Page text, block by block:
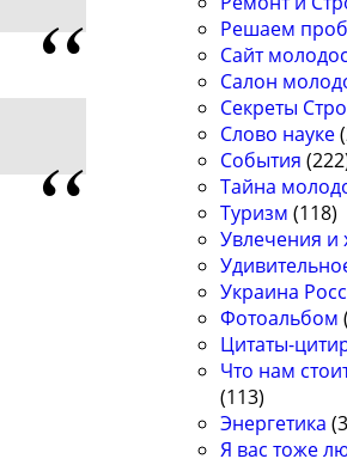
Решаем
Сайт
Салон
Секреты
Слово науке
События
Тайна
Туризм (118)
Увлечения и
Украина
Фотоальбом
Цитаты-
Что нам
(113)
Энергетика
Я вас тоже